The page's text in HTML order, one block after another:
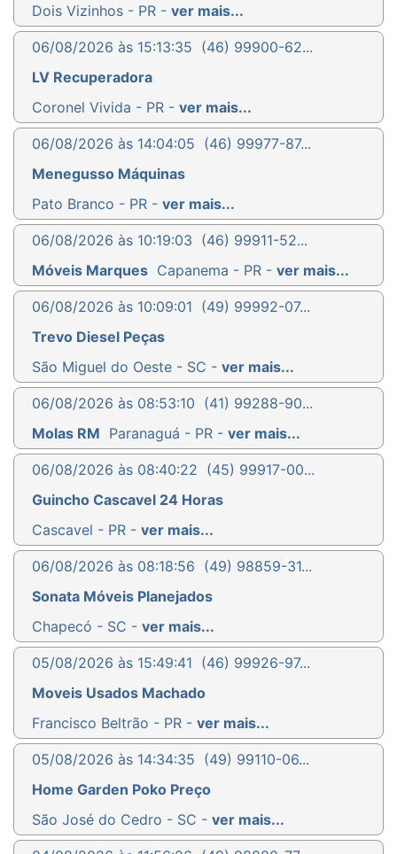
Dois Vizinhos - PR - ver mais...
06/08/2026 às 15:13:35 (46) 99900-62...
LV Recuperadora
Coronel Vivida - PR - ver mais...
06/08/2026 às 14:04:05 (46) 99977-87...
Menegusso Máquinas
Pato Branco - PR - ver mais...
06/08/2026 às 10:19:03 (46) 99911-52...
Móveis Marques Capanema - PR - ver mais...
06/08/2026 às 10:09:01 (49) 99992-07...
Trevo Diesel Peças
São Miguel do Oeste - SC - ver mais...
06/08/2026 às 08:53:10 (41) 99288-90...
Molas RM Paranaguá - PR - ver mais...
06/08/2026 às 08:40:22 (45) 99917-00...
Guincho Cascavel 24 Horas
Cascavel - PR - ver mais...
06/08/2026 às 08:18:56 (49) 98859-31...
Sonata Móveis Planejados
Chapecó - SC - ver mais...
05/08/2026 às 15:49:41 (46) 99926-97...
Moveis Usados Machado
Francisco Beltrão - PR - ver mais...
05/08/2026 às 14:34:35 (49) 99110-06...
Home Garden Poko Preço
São José do Cedro - SC - ver mais...